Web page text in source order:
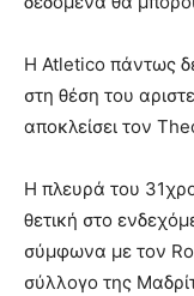
Η Atletico πάντως
στη θέση του
αποκλείσει τον
Η πλευρά του
θετική στο
σύμφωνα με τον
σύλλογο της